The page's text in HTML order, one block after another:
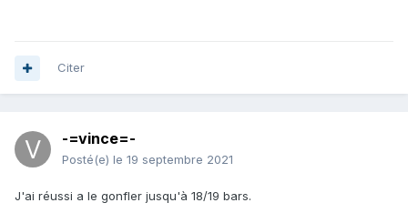
Citer
-=vince=-
Posté(e) le 19 septembre 2021
J'ai réussi a le gonfler jusqu'à 18/19 bars.